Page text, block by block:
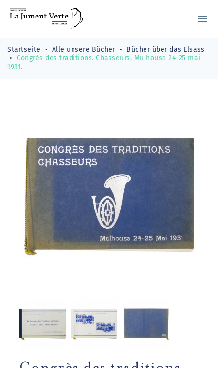
menu
Startseite Alle unsere Bücher
Bücher über das Elsass
Congrès des traditions. Chasseurs. Mulhouse 24-25 mai
1931.
Congrès des traditions.